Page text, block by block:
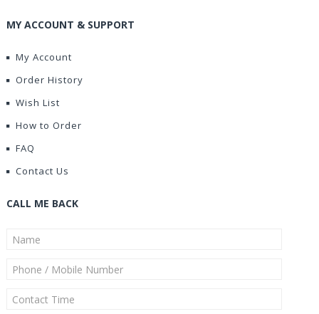
MY ACCOUNT & SUPPORT
My Account
Order History
Wish List
How to Order
FAQ
Contact Us
CALL ME BACK